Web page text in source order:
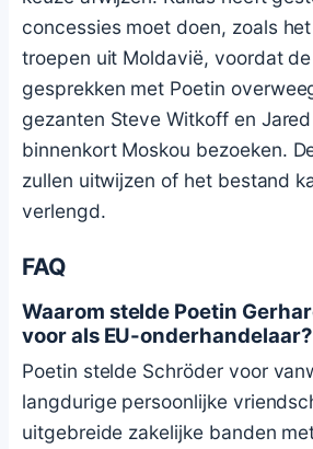
concessies moet doen, zoals
troepen uit Moldavië, voordat
gesprekken met Poetin
gezanten Steve Witkoff en
binnenkort Moskou bezoeken.
zullen uitwijzen of het bestand
verlengd.
FAQ
Waarom stelde Poetin
voor als EU-onderhandelaar?
Poetin stelde Schröder voor
langdurige persoonlijke
uitgebreide zakelijke banden